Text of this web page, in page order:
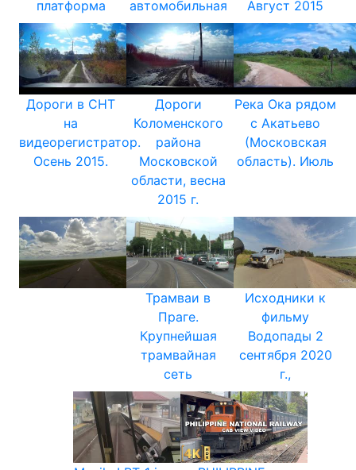
платформа
автомобильная
Август 2015
Дороги в СНТ
на
видеорегистратор.
Осень 2015.
Дороги
Коломенского
района
Московской
области, весна
2015 г.
Река Ока рядом
с Акатьево
(Московская
область). Июль
Трамваи в
Праге.
Крупнейшая
трамвайная
сеть
Исходники к
фильму
Водопады 2
сентября 2020
г.,